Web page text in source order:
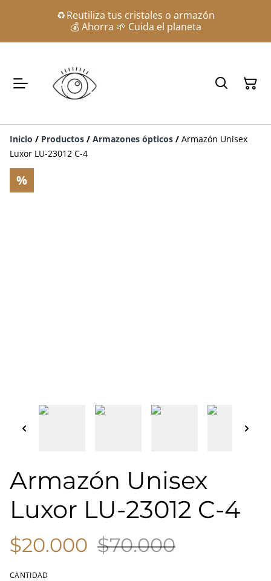
♻️ Reutiliza tus cristales o armazón
💰 Ahorra 🌱 Cuida el planeta
Inicio / Productos / Armazones ópticos / Armazón Unisex
Luxor LU-23012 C-4
%
Armazón Unisex
Luxor LU-23012 C-4
$20.000 $70.000
CANTIDAD